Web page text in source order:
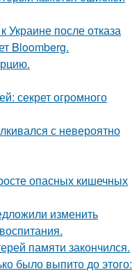
Украине после отказа
Bloomberg.
секрет огромного
с невероятно
опасных кишечных
изменить
памяти закончился.
было выпито до этого: